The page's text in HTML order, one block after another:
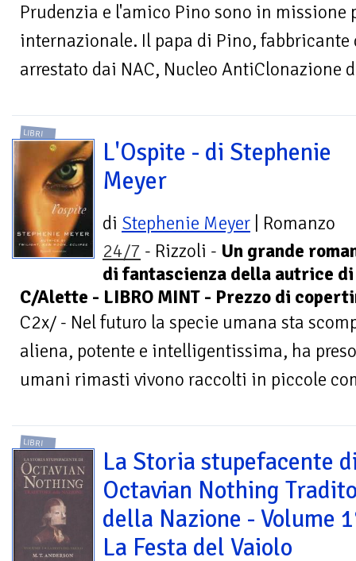
Prudenzia e l'amico Pino sono in missione
internazionale. Il papa di Pino,
arrestato dai NAC, Nucleo AntiClonazione
LIBRI
L'Ospite - di Stephenie
Meyer
di Stephenie Meyer | Romanzo
24/7 - Rizzoli - Un grande
di fantascienza della autrice
C/Alette - LIBRO MINT - Prezzo di
C2x/ - Nel futuro la specie umana sta
aliena, potente e intelligentissima, ha
umani rimasti vivono raccolti in piccole
LIBRI
La Storia stupefacente
Octavian Nothing
della Nazione - Volume
La Festa del Vaiolo